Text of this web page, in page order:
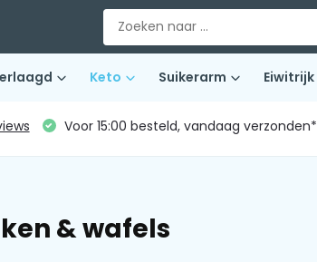
Keto Suikerarm Eiwitrijk
Voor 15:00 besteld, vandaag verzonden*
& wafels